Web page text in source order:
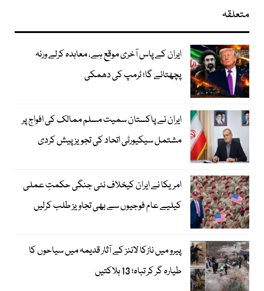
متعلقہ
ایران کے پاس آخری موقع ہے، معاہدہ کرلے ورنہ
پچھتائے گا؛ ٹرمپ کی دھمکی
ایران نے پاکستان سمیت مسلم ممالک کی افواج پر
مشتمل سیکیورٹی اتحاد کی تجویز پیش کردی
امریکا نے ایران کیخلاف نئی جنگی حکمتِ عملی
کیلیے عام فوجیوں سے بھی تجاویز طلب کرلیں
پیرو میں نازکا لائنز کے آثار قدیمہ میں سیاحوں کا
طیارہ گر کر تباہ؛ 13 ہلاکتیں